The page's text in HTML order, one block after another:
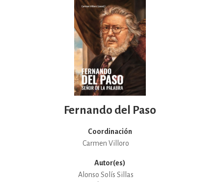
Fernando del Paso
Coordinación
Carmen Villoro
Autor(es)
Alonso Solís Sillas